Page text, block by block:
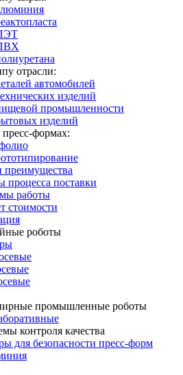
отрасли:
автомобилей
изделий
промышленности
изделий
формах:
процесса поставки
работы
стоимости
роботы
промышленные роботы
контроля качества
для безопасности пресс-форм